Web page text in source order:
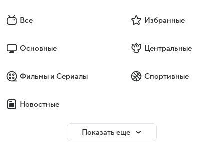
Все Избранные
Основные Центральные
Фильмы и Сериалы Спортивные
Новостные
Показать еще